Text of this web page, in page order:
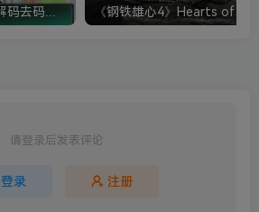
请登录后发表评论
登录 注册